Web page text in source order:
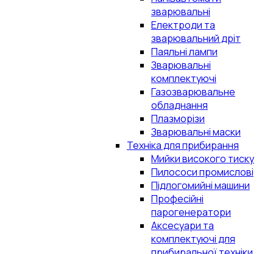
зварювальні
Електроди та
зварювальний дріт
Паяльні лампи
Зварювальні
комплектуючі
Газозварювальне
обладнання
Плазморізи
Зварювальні маски
Техніка для прибирання
Мийки високого тиску
Пилососи промислові
Підлогомийні машини
Професійні
парогенератори
Аксесуари та
комплектуючі для